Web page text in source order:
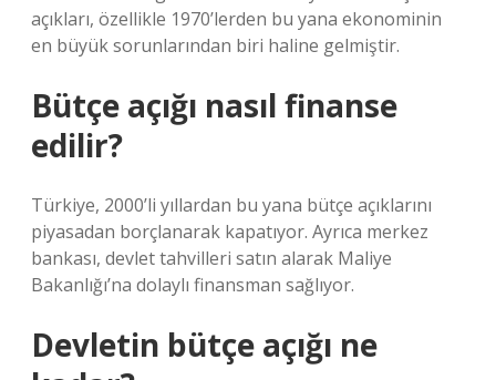
açıkları, özellikle 1970’lerden bu yana ekonominin
en büyük sorunlarından biri haline gelmiştir.
Bütçe açığı nasıl finanse
edilir?
Türkiye, 2000’li yıllardan bu yana bütçe açıklarını
piyasadan borçlanarak kapatıyor. Ayrıca merkez
bankası, devlet tahvilleri satın alarak Maliye
Bakanlığı’na dolaylı finansman sağlıyor.
Devletin bütçe açığı ne